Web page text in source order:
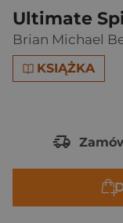
Ultimate
Brian Michael
KSIĄŻKA